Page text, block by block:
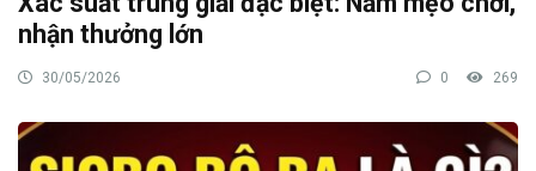
nhận thưởng lớn
30/05/2026 0 269